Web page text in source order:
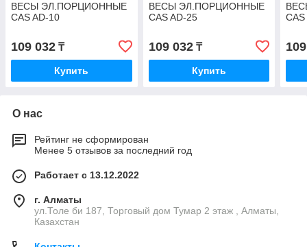
ВЕСЫ ЭЛ.ПОРЦИОННЫЕ
CAS AD-10
109 032 ₸
Купить
ВЕСЫ ЭЛ.ПОРЦИОННЫЕ
CAS AD-25
109 032₸
Купить
О нас
Рейтинг не сформирован
Менее 5 отзывов за последний год
Работает с 13.12.2022
г. Алматы
ул.Толе би 187, Торговый дом Тумар 2 этаж , Алматы,
Казахстан